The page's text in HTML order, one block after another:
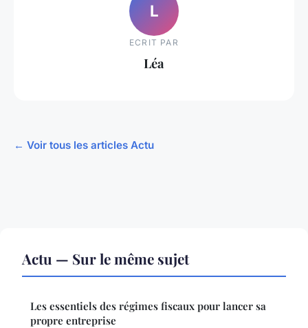
L
ECRIT PAR
Léa
← Voir tous les articles Actu
Actu — Sur le même sujet
Les essentiels des régimes fiscaux pour lancer sa
propre entreprise